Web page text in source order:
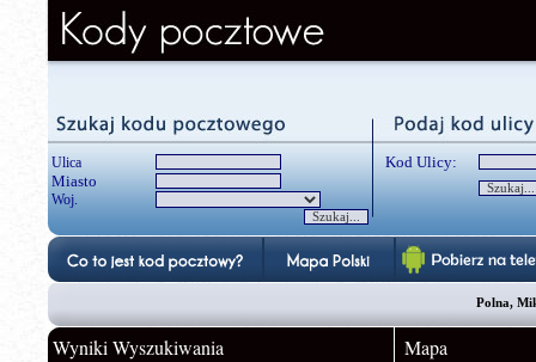
Ulica
Miasto
Woj.
Kod Ulicy:
Polna,
Wyniki Wyszukiwania Mapa